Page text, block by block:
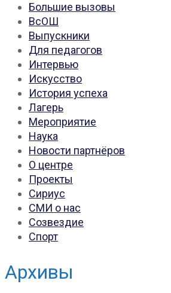
Большие вызовы
ВсОШ
Выпускники
Для педагогов
Интервью
Искусство
История успеха
Лагерь
Мероприятие
Наука
Новости партнёров
О центре
Проекты
Сириус
СМИ о нас
Созвездие
Спорт
Архивы